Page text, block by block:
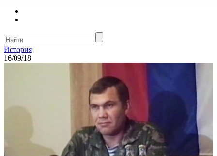
История
16/09/18